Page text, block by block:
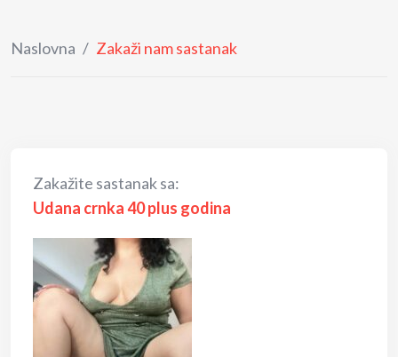
Naslovna / Zakaži nam sastanak
Zakažite sastanak sa:
Udana crnka 40 plus godina